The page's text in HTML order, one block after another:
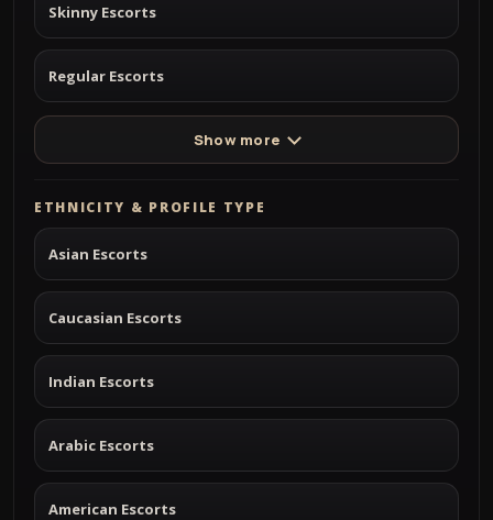
Skinny Escorts
Regular Escorts
Show more
ETHNICITY & PROFILE TYPE
Asian Escorts
Caucasian Escorts
Indian Escorts
Arabic Escorts
American Escorts